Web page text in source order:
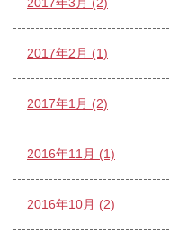
2017年2月 (1)
2017年1月 (2)
2016年11月 (1)
2016年10月 (2)